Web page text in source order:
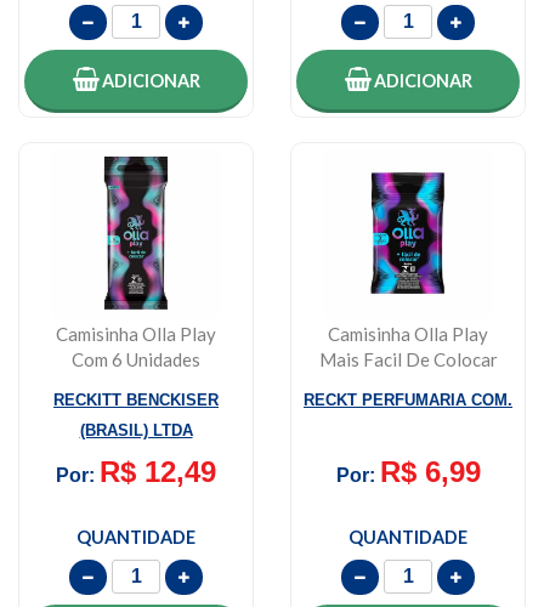
ADICIONAR ADICIONAR
Camisinha Olla Play
Com 6 Unidades
RECKITT BENCKISER
(BRASIL) LTDA
Por: R$ 12,49
QUANTIDADE
Camisinha Olla Play
Mais Facil De Colocar
RECKT PERFUMARIA COM.
Por: R$ 6,99
QUANTIDADE